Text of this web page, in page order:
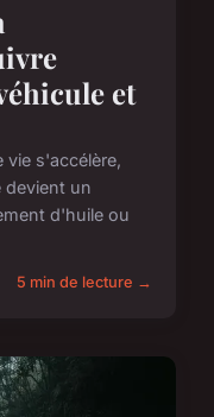
et
vie s'accélère,
devient un
d'huile ou
5 min de lecture →